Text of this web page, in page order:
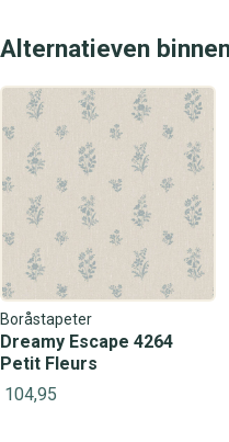
Alternatieven
Boråstapeter
Dreamy Escape 4264
Petit Fleurs
104,95